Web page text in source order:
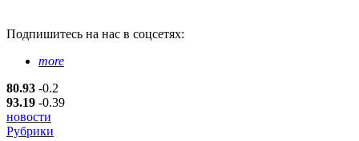
Подпишитесь на нас в соцсетях:
more
80.93 -0.2
93.19 -0.39
новости
Рубрики